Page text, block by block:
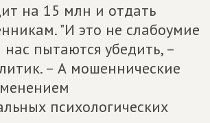
на 15 млн и отдать
"И это не слабоумие
пытаются убедить, –
– А мошеннические
психологических